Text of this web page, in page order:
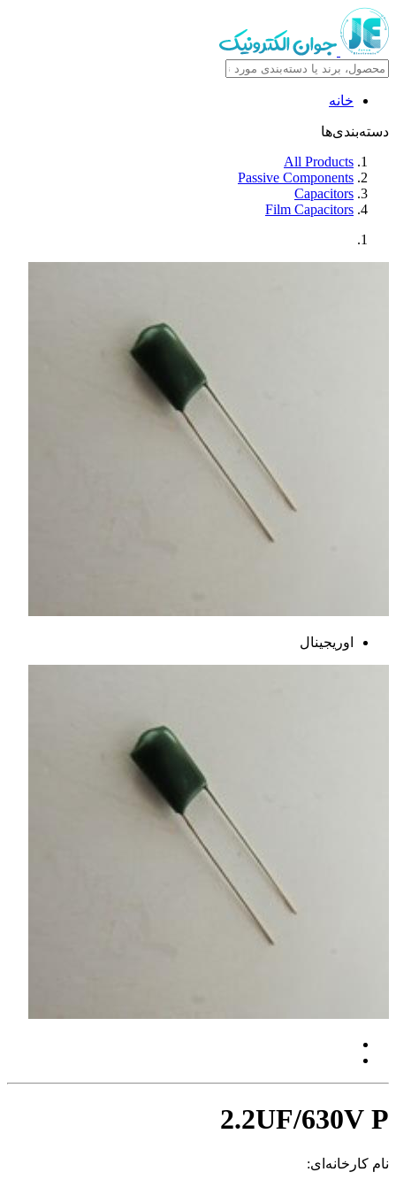
خانه
دسته‌بندی‌ها
All Products
Passive Components
Capacitors
Film Capacitors
اوریجینال
2.2UF/630V P
نام کارخانه‌ای: